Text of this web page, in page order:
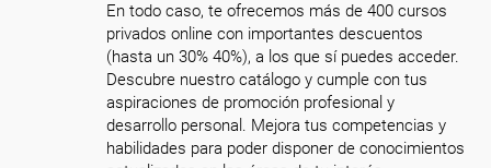
En todo caso, te ofrecemos más de 400 cursos
privados online con importantes descuentos
(hasta un 30% 40%), a los que sí puedes acceder.
Descubre nuestro catálogo y cumple con tus
aspiraciones de promoción profesional y
desarrollo personal. Mejora tus competencias y
habilidades para poder disponer de conocimientos